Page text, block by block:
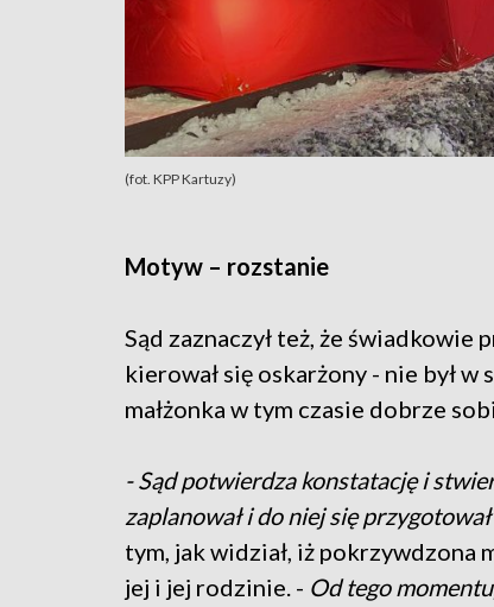
(fot. KPP Kartuzy)
Motyw – rozstanie
Sąd zaznaczył też, że
kierował się oskarżony - nie był
małżonka w tym czasie dobrze
- Sąd potwierdza konstatację i
zaplanował i do niej się przygotował
tym, jak widział, iż pokrzywdzona
jej i jej rodzinie. - Od tego